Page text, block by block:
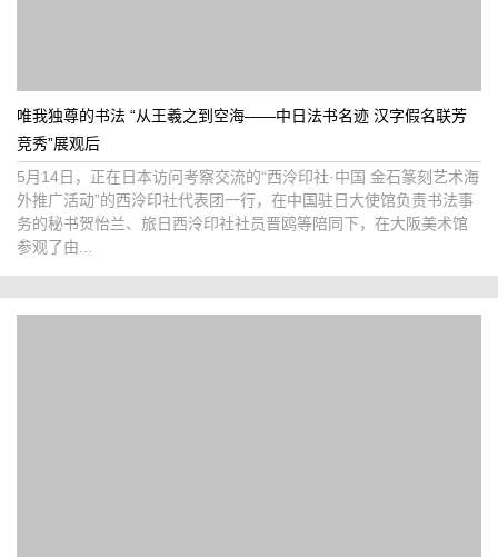
唯我独尊的书法 “从王羲之到空海——中日法书名迹 汉字假名联芳
竞秀”展观后
5月14日，正在日本访问考察交流的“西泠印社·中国 金石篆刻艺术海
外推广活动”的西泠印社代表团一行，在中国驻日大使馆负责书法事
务的秘书贺怡兰、旅日西泠印社社员晋鸥等陪同下，在大阪美术馆
参观了由...